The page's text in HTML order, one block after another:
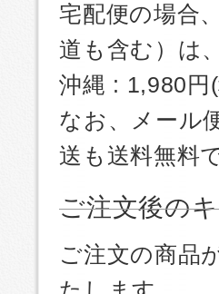
宅配便の場合
道も含む）は
沖縄 : 1,980円
なお、メール
送も送料無料
ご注文後の
ご注文の商品